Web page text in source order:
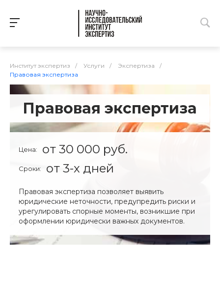
Институт экспертиз / Услуги / Экспертиза
/
Правовая экспертиза
Правовая экспертиза
Цена: от 30 000 руб.
Сроки: от 3-х дней
Правовая экспертиза позволяет выявить
юридические неточности, предупредить риски и
урегулировать спорные моменты, возникшие при
оформлении юридически важных документов.